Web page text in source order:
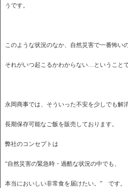
うです。
このような状況のなか、自然災害で一番怖い
それがいつ起こるかわからない…ということ
永岡商事では、そういった不安を少しでも解
長期保存可能なご飯を販売しております。
弊社のコンセプトは
“自然災害の緊急時・過酷な状況の中でも、
本当においしい非常食を届けたい。” です。